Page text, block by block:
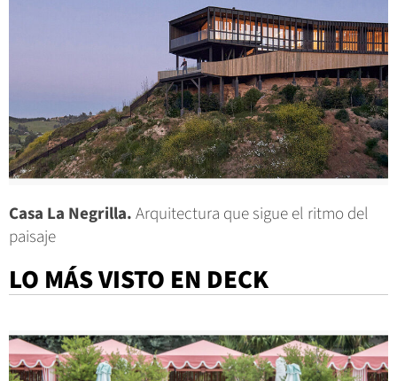
Casa La Negrilla.Arquitectura que sigue el ritmo del
paisaje
LO MÁS VISTO EN DECK